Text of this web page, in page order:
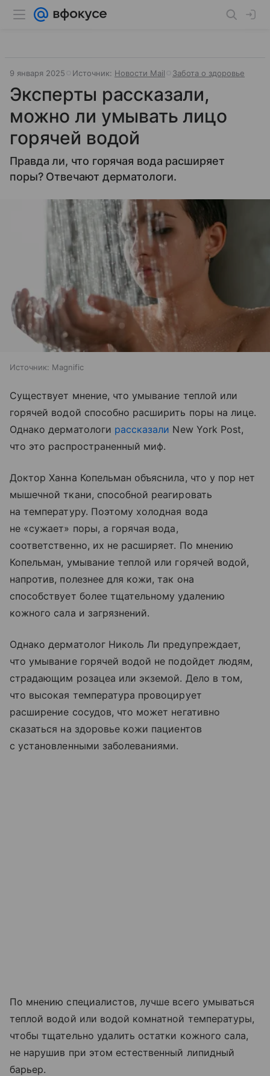
9 января 2025 Источник: Новости Mail Забота о здоровье
Эксперты рассказали,
можно ли умывать лицо
горячей водой
Правда ли, что горячая вода расширяет
поры? Отвечают дерматологи.
Источник: Magnific
Существует мнение, что умывание теплой или
горячей водой способно расширить поры на лице.
Однако дерматологи рассказали New York Post,
что это распространенный миф.
Доктор Ханна Копельман объяснила, что у пор нет
мышечной ткани, способной реагировать
на температуру. Поэтому холодная вода
не «сужает» поры, а горячая вода,
соответственно, их не расширяет. По мнению
Копельман, умывание теплой или горячей водой,
напротив, полезнее для кожи, так она
способствует более тщательному удалению
кожного сала и загрязнений.
Однако дерматолог Николь Ли предупреждает,
что умывание горячей водой не подойдет людям,
страдающим розацеа или экземой. Дело в том,
что высокая температура провоцирует
расширение сосудов, что может негативно
сказаться на здоровье кожи пациентов
с установленными заболеваниями.
По мнению специалистов, лучше всего умываться
теплой водой или водой комнатной температуры,
чтобы тщательно удалить остатки кожного сала,
не нарушив при этом естественный липидный
барьер.